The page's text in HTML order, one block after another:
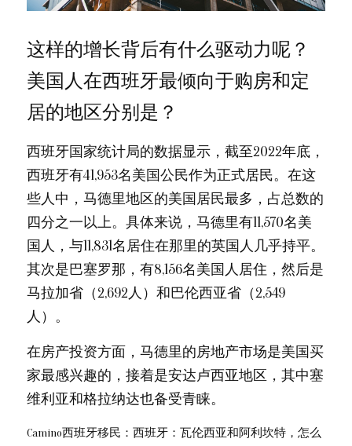
这样的增长背后有什么驱动力呢？
美国人在西班牙最倾向于购房和定
居的地区分别是？
西班牙国家统计局的数据显示，截至2022年底，
西班牙有41,953名美国公民作为正式居民。在这
些人中，马德里地区的美国居民最多，占总数的
四分之一以上。具体来说，马德里有11,570名美
国人，与11,831名居住在那里的英国人几乎持平。
其次是巴塞罗那，有8,156名美国人居住，然后是
马拉加省（2,692人）和巴伦西亚省（2,549
人）。
在房产投资方面，马德里的房地产市场是美国买
家最感兴趣的，接着是安达卢西亚地区，其中塞
维利亚和格拉纳达也备受青睐。
Camino西班牙移民：西班牙：瓦伦西亚和阿利坎特，怎么